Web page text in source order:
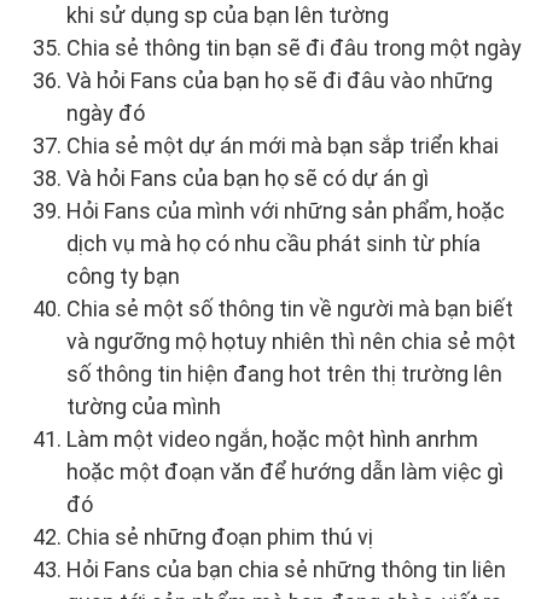
khi sử dụng sp của bạn lên tường
Chia sẻ thông tin bạn sẽ đi đâu trong một ngày
Và hỏi Fans của bạn họ sẽ đi đâu vào những
ngày đó
Chia sẻ một dự án mới mà bạn sắp triển khai
Và hỏi Fans của bạn họ sẽ có dự án gì
Hỏi Fans của mình với những sản phẩm, hoặc
dịch vụ mà họ có nhu cầu phát sinh từ phía
công ty bạn
Chia sẻ một số thông tin về người mà bạn biết
và ngưỡng mộ họtuy nhiên thì nên chia sẻ một
số thông tin hiện đang hot trên thị trường lên
tường của mình
Làm một video ngắn, hoặc một hình anrhm
hoặc một đoạn văn để hướng dẫn làm việc gì
đó
Chia sẻ những đoạn phim thú vị
Hỏi Fans của bạn chia sẻ những thông tin liên